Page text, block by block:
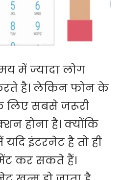
में ज्यादा लोग
है। लेकिन फोन के
सबसे जरूरी
होना है। क्योंकि
इंटरनेट है तो ही
कर सकते हैं।